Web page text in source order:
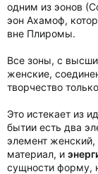
одним из эонов
эон Ахамоф,
вне Плиромы.
Все зоны, с
женские,
творчество
Это истекает из
бытии есть два
элемент женский,
материал, и
сущности форму,